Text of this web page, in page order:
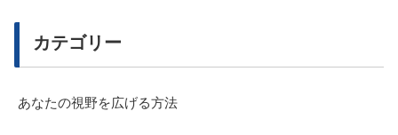
カテゴリー
あなたの視野を広げる方法